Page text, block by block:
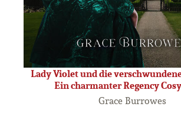
Lady Violet und die
Ein charmanter Regency
Grace Burrowes